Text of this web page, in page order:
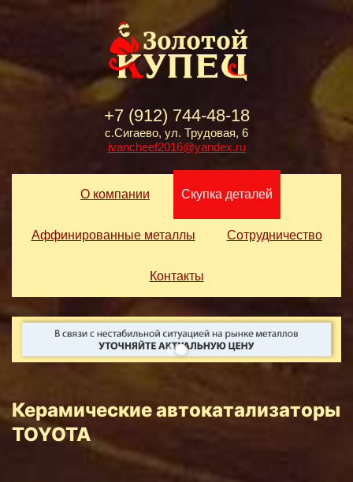
+7 (912) 744-48-18
с.Сигаево, ул. Трудовая, 6
ivancheef2016@yandex.ru
О компании Скупка деталей
Аффинированные металлы Сотрудничество
Контакты
Керамические автокатализаторы
TOYOTA